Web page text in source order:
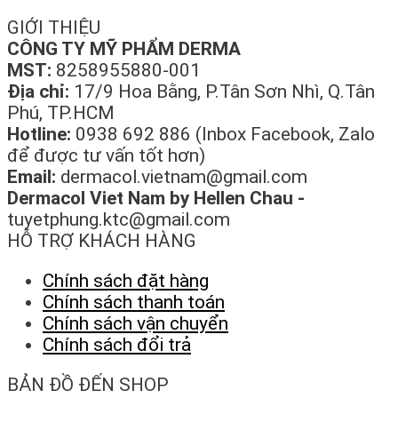
GIỚI THIỆU
CÔNG TY MỸ PHẨM DERMA
MST: 8258955880-001
Địa chỉ: 17/9 Hoa Bằng, P.Tân Sơn Nhì, Q.Tân
Phú, TP.HCM
Hotline: 0938 692 886 (Inbox Facebook, Zalo
để được tư vấn tốt hơn)
Email: dermacol.vietnam@gmail.com
Dermacol Viet Nam by Hellen Chau -
tuyetphung.ktc@gmail.com
HỖ TRỢ KHÁCH HÀNG
Chính sách đặt hàng
Chính sách thanh toán
Chính sách vận chuyển
Chính sách đổi trả
BẢN ĐỒ ĐẾN SHOP